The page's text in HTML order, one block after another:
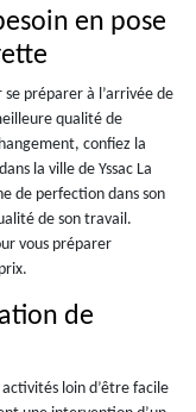
en pose
préparer à l’arrivée de
qualité de
confiez la
la ville de Yssac La
de perfection dans son
de son travail.
vous préparer
de
loin d’être facile